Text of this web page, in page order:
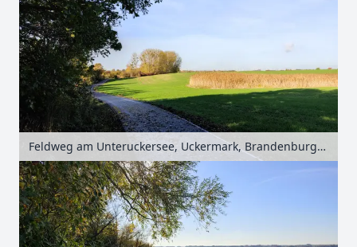
Feldweg am Unteruckersee, Uckermark, Brandenburg, Deutschland